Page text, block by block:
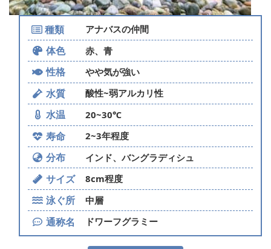
種類 アナバスの仲間
体色 赤、青
性格 やや気が強い
水質 酸性~弱アルカリ性
水温 20~30℃
寿命 2~3年程度
分布 インド、バングラディシュ
サイズ 8cm程度
泳ぐ所 中層
通称名 ドワーフグラミー